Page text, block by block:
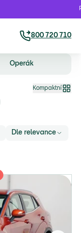
Právě
800 720 710
Operák
Kompaktní
Dle relevance